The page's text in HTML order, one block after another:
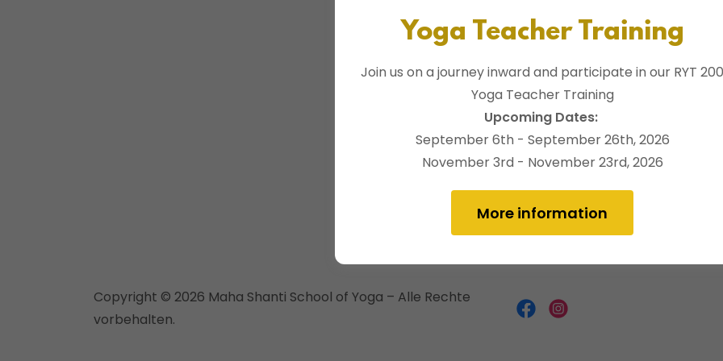
Copyright © 2026 Maha Shanti School of Yoga – Alle Rechte
vorbehalten.
Yoga Teacher Training
Join us on a journey inward and participate in our RYT 200
Yoga Teacher Training
Upcoming Dates:
September 6th - September 26th, 2026
November 3rd - November 23rd, 2026
More information